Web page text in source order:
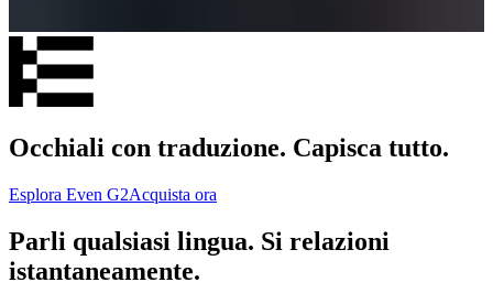
Occhiali con traduzione. Capisca tutto.
Esplora Even G2Acquista ora
Parli qualsiasi lingua. Si relazioni
istantaneamente.